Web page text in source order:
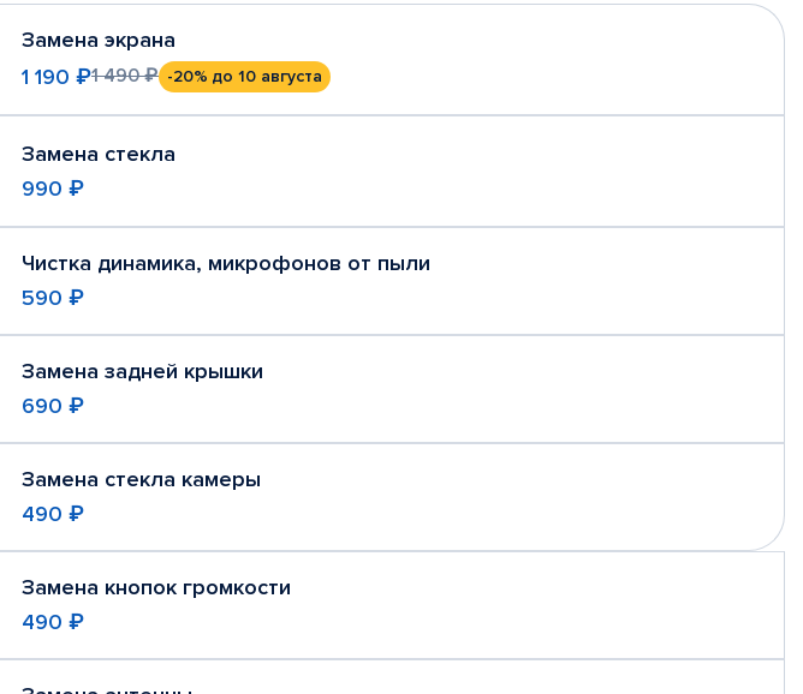
Замена экрана
1 190 ₽1 490 ₽ -20% до 10 августа
Замена стекла
990 ₽
Чистка динамика, микрофонов от пыли
590 ₽
Замена задней крышки
690 ₽
Замена стекла камеры
490 ₽
Замена кнопок громкости
490 ₽